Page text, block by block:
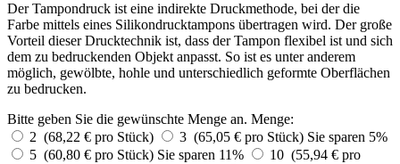
Der Tampondruck ist eine indirekte Druckmethode, bei der die
Farbe mittels eines Silikondrucktampons übertragen wird. Der große
Vorteil dieser Drucktechnik ist, dass der Tampon flexibel ist und sich
dem zu bedruckenden Objekt anpasst. So ist es unter anderem
möglich, gewölbte, hohle und unterschiedlich geformte Oberflächen
zu bedrucken.
Bitte geben Sie die gewünschte Menge an. Menge:
2 (68,22 € pro Stück)
3 (65,05 € pro Stück) Sie sparen 5%
5 (60,80 € pro Stück) Sie sparen 11%
10 (55,94 € pro